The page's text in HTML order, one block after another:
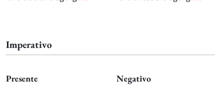
Imperativo
Presente Negativo